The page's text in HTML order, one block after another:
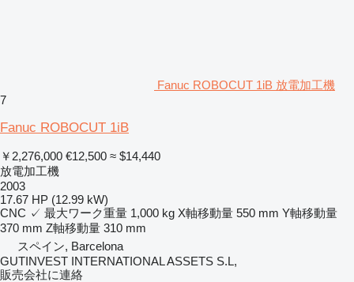
Fanuc ROBOCUT 1iB 放電加工機
7
Fanuc ROBOCUT 1iB
￥2,276,000 €12,500 ≈ $14,440
放電加工機
2003
17.67 HP (12.99 kW)
CNC ✓ 最大ワーク重量 1,000 kg X軸移動量 550 mm Y軸移動量
370 mm Z軸移動量 310 mm
スペイン, Barcelona
GUTINVEST INTERNATIONAL ASSETS S.L,
販売会社に連絡